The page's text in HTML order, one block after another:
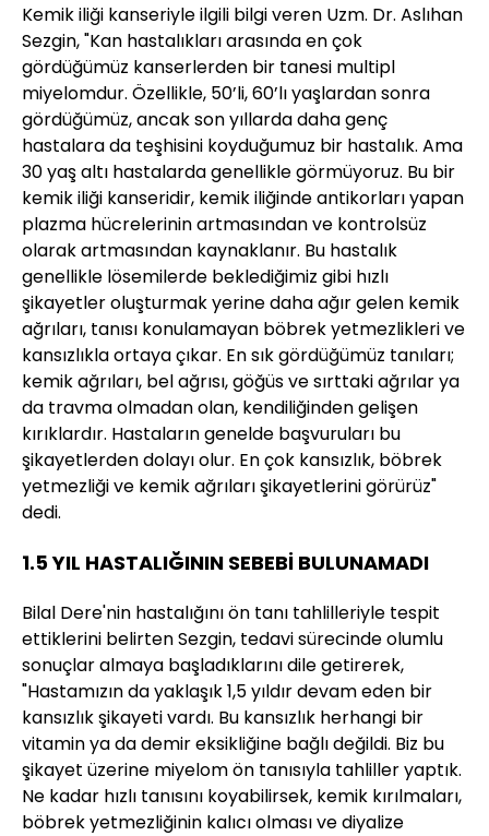
Kemik iliği kanseriyle ilgili bilgi veren Uzm. Dr. Aslıhan
Sezgin, "Kan hastalıkları arasında en çok
gördüğümüz kanserlerden bir tanesi multipl
miyelomdur. Özellikle, 50’li, 60’lı yaşlardan sonra
gördüğümüz, ancak son yıllarda daha genç
hastalara da teşhisini koyduğumuz bir hastalık. Ama
30 yaş altı hastalarda genellikle görmüyoruz. Bu bir
kemik iliği kanseridir, kemik iliğinde antikorları yapan
plazma hücrelerinin artmasından ve kontrolsüz
olarak artmasından kaynaklanır. Bu hastalık
genellikle lösemilerde beklediğimiz gibi hızlı
şikayetler oluşturmak yerine daha ağır gelen kemik
ağrıları, tanısı konulamayan böbrek yetmezlikleri ve
kansızlıkla ortaya çıkar. En sık gördüğümüz tanıları;
kemik ağrıları, bel ağrısı, göğüs ve sırttaki ağrılar ya
da travma olmadan olan, kendiliğinden gelişen
kırıklardır. Hastaların genelde başvuruları bu
şikayetlerden dolayı olur. En çok kansızlık, böbrek
yetmezliği ve kemik ağrıları şikayetlerini görürüz"
dedi.
1.5 YIL HASTALIĞININ SEBEBİ BULUNAMADI
Bilal Dere'nin hastalığını ön tanı tahlilleriyle tespit
ettiklerini belirten Sezgin, tedavi sürecinde olumlu
sonuçlar almaya başladıklarını dile getirerek,
"Hastamızın da yaklaşık 1,5 yıldır devam eden bir
kansızlık şikayeti vardı. Bu kansızlık herhangi bir
vitamin ya da demir eksikliğine bağlı değildi. Biz bu
şikayet üzerine miyelom ön tanısıyla tahliller yaptık.
Ne kadar hızlı tanısını koyabilirsek, kemik kırılmaları,
böbrek yetmezliğinin kalıcı olması ve diyalize